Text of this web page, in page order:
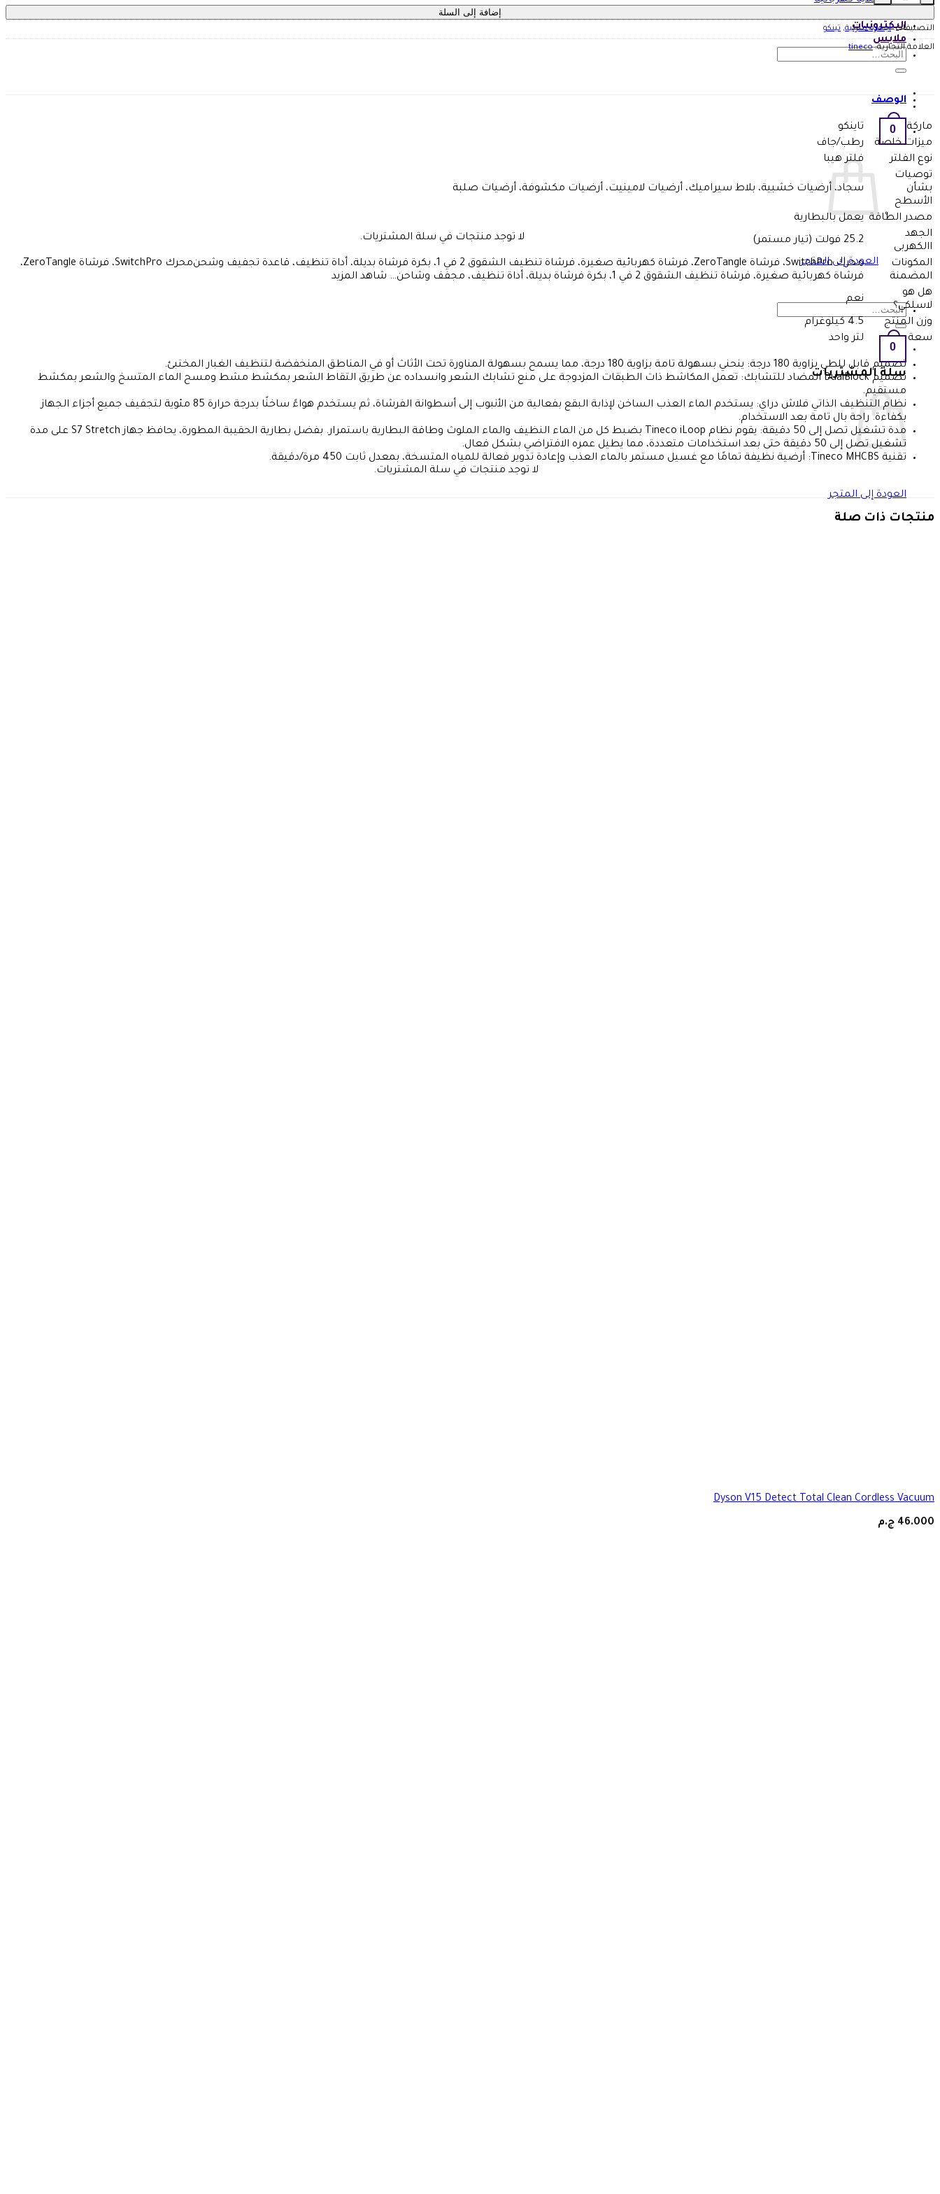
اليكترونيات
ملابس
البحث
0
لا توجد منتجات في سلة المشتريات.
العودة إلى المتجر
البحث
عن:
0
سلة المشتريات
لا توجد منتجات في سلة المشتريات.
العودة إلى المتجر
إضافة إلى السلة
التصنيفات:اجهزة منزلية, تينكو
العلامة التجارية:tineco
الوصف
ماركة
تاينكو
ميزات خاصة
رطب/جاف
نوع الفلتر
فلتر هيبا
توصيات
بشأن
الأسطح
سجاد، أرضيات خشبية، بلاط سيراميك، أرضيات لامينيت، أرضيات مكشوفة، أرضيات صلبة
مصدر الطاقة يعمل بالبطارية
الجهد
االكهربى
25.2 فولت (تيار مستمر)
المكونات
المضمنة
محرك SwitchPro، فرشاة ZeroTangle، فرشاة كهربائية صغيرة، فرشاة تنظيف الشقوق 2 في 1، بكرة فرشاة بديلة، أداة تنظيف، قاعدة تجفيف وشحن
محرك SwitchPro، فرشاة ZeroTangle،
فرشاة كهربائية صغيرة، فرشاة تنظيف الشقوق 2 في 1، بكرة فرشاة بديلة، أداة تنظيف، مجفف وشاحن…
شاهد المزيد
هل هو
لاسلكي؟
نعم
وزن المنتج
4.5 كيلوغرام
سعة
لتر واحد
تصميم قابل للطي بزاوية 180 درجة: ينحني بسهولة تامة بزاوية 180 درجة، مما يسمح بسهولة المناورة تحت الأثاث أو في المناطق المنخفضة لتنظيف الغبار المختبئ.
تصميم DualBlock المضاد للتشابك: تعمل المكاشط ذات الطبقات المزدوجة على منع تشابك الشعر وانسداده عن طريق التقاط الشعر بمكشط مشط ومسح الماء المتسخ والشعر بمكشط
مستقيم.
نظام التنظيف الذاتي فلاش دراي: يستخدم الماء العذب الساخن لإذابة البقع بفعالية من الأنبوب إلى أسطوانة الفرشاة، ثم يستخدم هواءً ساخنًا بدرجة حرارة 85 مئوية لتجفيف جميع أجزاء الجهاز
بكفاءة. راحة بال تامة بعد الاستخدام.
مدة تشغيل تصل إلى 50 دقيقة: يقوم نظام Tineco iLoop بضبط كل من الماء النظيف والماء الملوث وطاقة البطارية باستمرار. بفضل بطارية الحقيبة المطورة، يحافظ جهاز S7 Stretch على مدة
تشغيل تصل إلى 50 دقيقة حتى بعد استخدامات متعددة، مما يطيل عمره الافتراضي بشكل فعال.
تقنية Tineco MHCBS: أرضية نظيفة تمامًا مع غسيل مستمر بالماء العذب وإعادة تدوير فعالة للمياه المتسخة، بمعدل ثابت 450 مرة/دقيقة.
منتجات ذات صلة
Dyson V15 Detect Total Clean Cordless Vacuum
46.000 ج.م